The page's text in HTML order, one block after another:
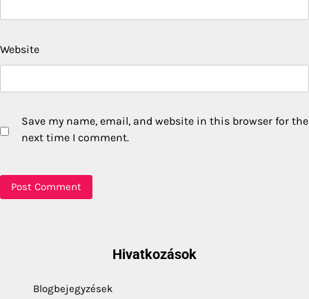
Website
Save my name, email, and website in this browser for the
next time I comment.
Hivatkozások
Blogbejegyzések